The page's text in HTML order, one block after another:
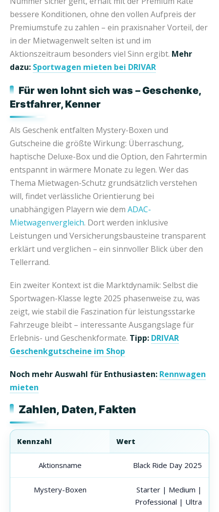
bessere Konditionen, ohne den vollen Aufpreis der
Premiumstufe zu zahlen – ein praxisnaher Vorteil, der
in der Mietwagenwelt selten ist und im
Aktionszeitraum besonders viel Sinn ergibt. Mehr
dazu: Sportwagen mieten bei DRIVAR
Für wen lohnt sich was – Geschenke,
Erstfahrer, Kenner
Als Geschenk entfalten Mystery-Boxen und
Gutscheine die größte Wirkung: Überraschung,
haptische Deluxe-Box und die Option, den Fahrtermin
entspannt in wärmere Monate zu legen. Wer das
Thema Mietwagen-Schutz grundsätzlich verstehen
will, findet verlässliche Orientierung bei
unabhängigen Playern wie dem ADAC-
Mietwagenvergleich. Dort werden inklusive
Leistungen und Versicherungsbausteine transparent
erklärt und verglichen – ein sinnvoller Blick über den
Tellerrand.
Ein zweiter Kontext ist die Marktdynamik: Selbst die
Sportwagen-Klasse legte 2025 phasenweise zu, was
zeigt, wie stabil die Faszination für leistungsstarke
Fahrzeuge bleibt – interessante Ausgangslage für
Erlebnis- und Geschenkformate. Tipp: DRIVAR
Geschenkgutscheine im Shop
Noch mehr Auswahl für Enthusiasten: Rennwagen
mieten
Zahlen, Daten, Fakten
Kennzahl Wert
Aktionsname Black Ride Day 2025
Mystery-Boxen
Starter | Medium |
Professional | Ultra